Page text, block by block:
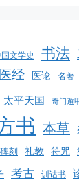
文学史 书法
医经 医论 名著
太平天国 奇门遁
书 本草
碑刻 礼教 符咒
考古 训诂书